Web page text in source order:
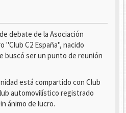
debate de la Asociación
"Club C2 España", nacido
buscó ser un punto de reunión
está compartido con Club
automovilístico registrado
ánimo de lucro.